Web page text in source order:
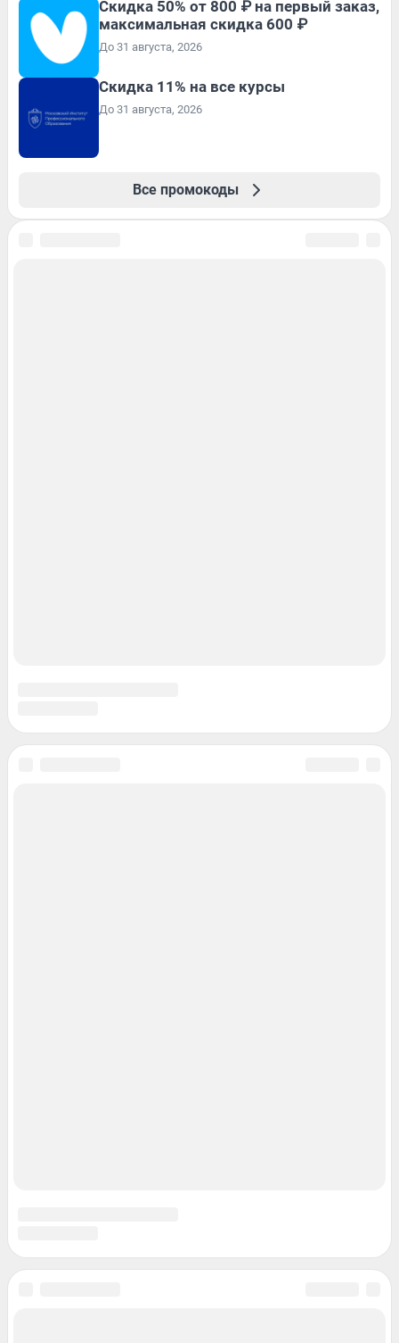
Скидка 50% от 800 ₽ на первый заказ,
максимальная скидка 600 ₽
До 31 августа, 2026
Скидка 11% на все курсы
До 31 августа, 2026
Все промокоды